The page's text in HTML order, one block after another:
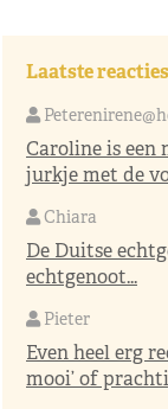
Laatste reacties
Caroline is een
jurkje met de
Chiara
De Duitse
echtgenoot...
Pieter
Even heel erg
mooi’ of